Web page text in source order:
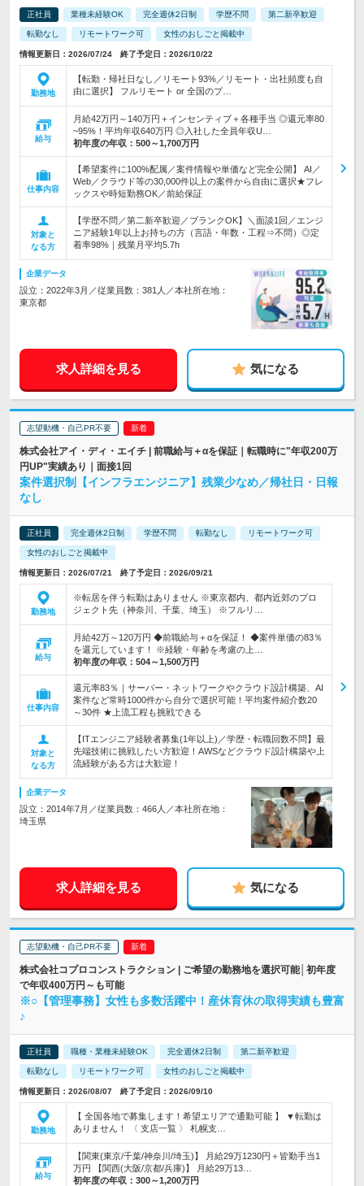
正社員 業種未経験OK 完全週休2日制 学歴不問 第二新卒歓迎
転勤なし リモートワーク可 女性のおしごと掲載中
情報更新日：2026/07/24 終了予定日：2026/10/22
勤務地
【転勤・帰社日なし／リモート93%／リモート・出社頻度も自
由に選択】 フルリモート or 全国のプ…
給与
月給42万円～140万円＋インセンティブ＋各種手当 ◎還元率80
~95%！平均年収640万円 ◎入社した全員年収U…
初年度の年収： 500～1,700万円
仕事内容
【希望案件に100%配属／案件情報や単価など完全公開】 AI／
Web／クラウド等の30,000件以上の案件から自由に選択★フレ
ックスや時短勤務OK／前給保証
対象と
なる方
【学歴不問／第二新卒歓迎／ブランクOK】＼面談1回／エンジ
ニア経験1年以上お持ちの方（言語・年数・工程⇒不問）◎定
着率98%｜残業月平均5.7h
企業データ
設立：2022年3月／従業員数：381人／本社所在地：
東京都
求人詳細を見る 気になる
志望動機・自己PR不要
株式会社アイ・ディ・エイチ | 前職給与＋αを保証｜転職時に"年収200万
円UP"実績あり｜面接1回
案件選択制【インフラエンジニア】残業少なめ／帰社日・日報
なし
正社員 完全週休2日制 学歴不問 転勤なし リモートワーク可
女性のおしごと掲載中
情報更新日：2026/07/21 終了予定日：2026/09/21
勤務地
※転居を伴う転勤はありません ※東京都内、都内近郊のプロ
ジェクト先（神奈川、千葉、埼玉） ※フルリ…
給与
月給42万～120万円 ◆前職給与＋αを保証！ ◆案件単価の83％
を還元しています！ ※経験・年齢を考慮の上…
初年度の年収： 504～1,500万円
仕事内容
還元率83％｜サーバー・ネットワークやクラウド設計構築、AI
案件など常時1000件から自分で選択可能！平均案件紹介数20
～30件 ★上流工程も挑戦できる
対象と
なる方
【ITエンジニア経験者募集(1年以上)／学歴・転職回数不問】最
先端技術に挑戦したい方歓迎！AWSなどクラウド設計構築や上
流経験がある方は大歓迎！
企業データ
設立：2014年7月／従業員数：466人／本社所在地：
埼玉県
求人詳細を見る 気になる
志望動機・自己PR不要
株式会社コプロコンストラクション | ご希望の勤務地を選択可能│初年度
で年収400万円～も可能
※○【管理事務】女性も多数活躍中！産休育休の取得実績も豊富
♪
正社員 職種・業種未経験OK 完全週休2日制 第二新卒歓迎
転勤なし リモートワーク可 女性のおしごと掲載中
情報更新日：2026/08/07 終了予定日：2026/09/10
勤務地
【 全国各地で募集します！希望エリアで通勤可能 】 ▼転勤は
ありません！ 〈 支店一覧 〉 札幌支…
給与
【関東(東京/千葉/神奈川/埼玉)】 月給29万1230円＋皆勤手当1
万円 【関西(大阪/京都/兵庫)】 月給29万13…
初年度の年収： 300～1,200万円